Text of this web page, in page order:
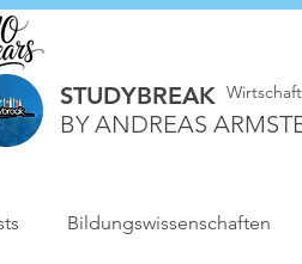
STUDYBREAK
BY ANDREAS
Bildungswissenschaften